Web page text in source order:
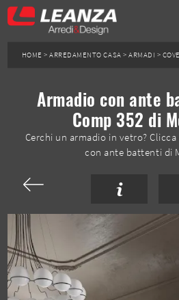
HOME >ARREDAMENTO CASA >ARMADI >
Armadio con ante
Comp 352 di
Cerchi un armadio in vetro?
con ante battenti di